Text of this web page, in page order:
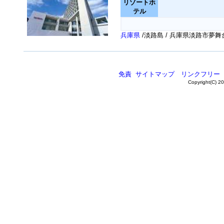
リゾートホ
テル
兵庫県 /淡路島 / 兵庫県淡路市夢
免責 サイトマップ リンクフリー
Copyright(C)